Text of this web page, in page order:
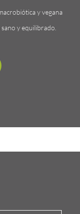
y vegana
y equilibrado.